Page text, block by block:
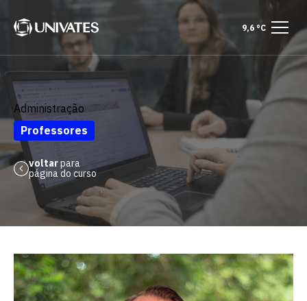
9,6 °C
Administração
Professores
voltarpara
página do curso